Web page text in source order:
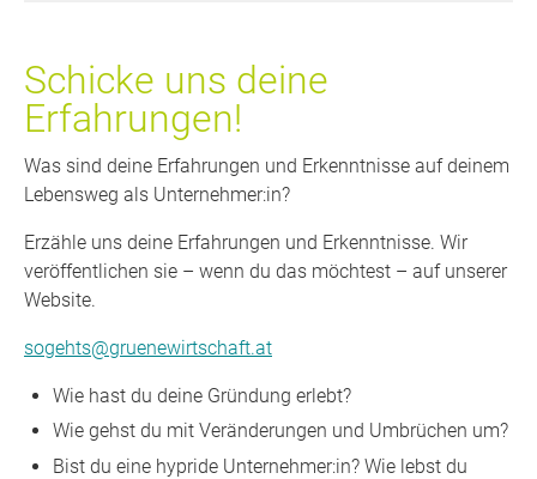
Schicke uns deine
Erfahrungen!
Was sind deine Erfahrungen und Erkenntnisse auf deinem
Lebensweg als Unternehmer:in?
Erzähle uns deine Erfahrungen und Erkenntnisse. Wir
veröffentlichen sie – wenn du das möchtest – auf unserer
Website.
sogehts@gruenewirtschaft.at
Wie hast du deine Gründung erlebt?
Wie gehst du mit Veränderungen und Umbrüchen um?
Bist du eine hypride Unternehmer:in? Wie lebst du